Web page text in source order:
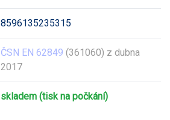
8596135235315
ČSN EN 62849 (361060) z dubna
2017
skladem (tisk na počkání)